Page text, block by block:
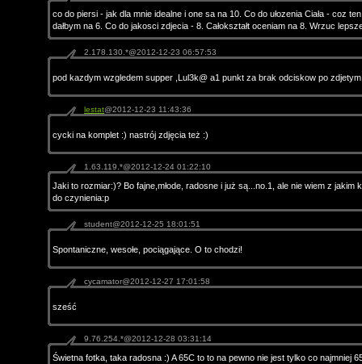
co do piersi - jak dla mnie idealne i one sa na 10. Co do ułozenia Ciała - coz
dałbym na 6. Co do jakosci zdjecia - 8. Całokształt oceniam na 8. Wrzuc
2.178.130.*@2012-12-23 06:57:53
pod kazdym wzgledem supper ,Lul3k@ a1 punkt za brak odciskow po
lestat@2012-12-23 11:43:36
cycki na komplet :) nastrój zdjęcia też :)
1.63.119.*@2012-12-24 01:22:10
Jaki to rozmiar:)? Bo fajne,młode, radosne i już są...no.1, ale nie wiem z jakim
do czynienia:p
student@2012-12-25 18:01:51
Spontaniczne, wesołe, pociągające. O to chodzi!
cycamator@2012-12-27 17:01:58
sześć
9.76.254.*@2012-12-28 03:31:14
Świetna fotka, taka radosna :) A 65C to to na pewno nie jest tylko co najmniej